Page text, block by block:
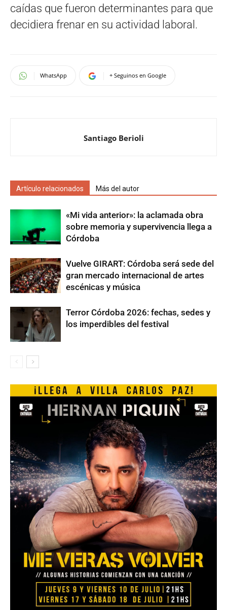
caídas que fueron determinantes para que
decidiera frenar en su actividad laboral.
WhatsApp + Seguinos en Google
Santiago Berioli
Artículo relacionados Más del autor
«Mi vida anterior»: la aclamada obra
sobre memoria y supervivencia llega a
Córdoba
Vuelve GIRART: Córdoba será sede del
gran mercado internacional de artes
escénicas y música
Terror Córdoba 2026: fechas, sedes y
los imperdibles del festival